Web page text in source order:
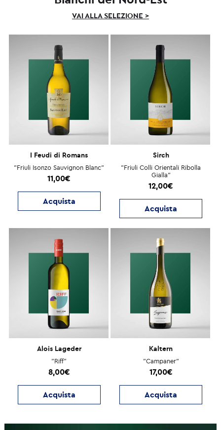
VAI ALLA SELEZIONE >
I Feudi di Romans
"Friuli Isonzo Sauvignon Blanc"
11,00€
Acquista
Sirch
"Friuli Colli Orientali Ribolla
Gialla"
12,00€
Acquista
Alois Lageder
"Riff"
8,00€
Acquista
Kaltern
"Campaner"
17,00€
Acquista